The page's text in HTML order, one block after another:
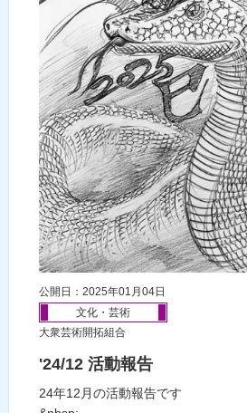
公開日：2025年01月04日
文化・芸術
大衆芸術開拓組合
'24/12 活動報告
24年12月の活動報告です